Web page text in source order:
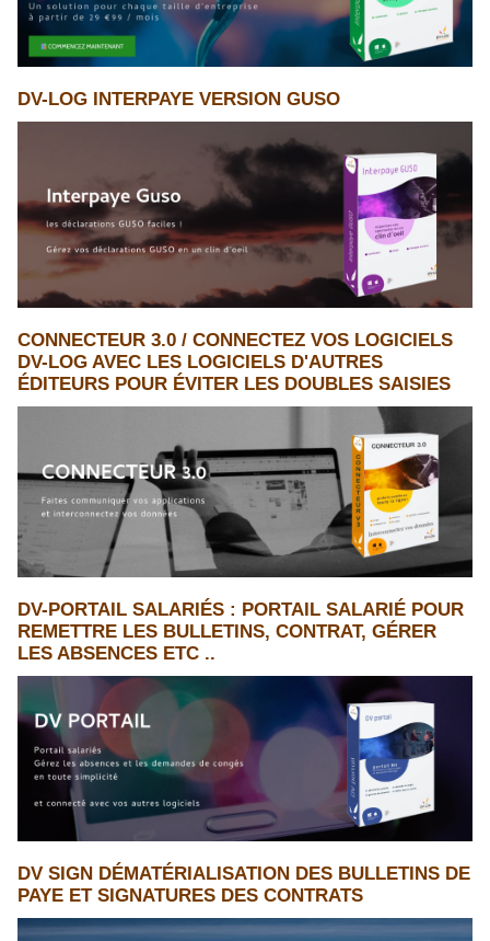
DV-LOG INTERPAYE VERSION GUSO
CONNECTEUR 3.0 / CONNECTEZ VOS LOGICIELS
DV-LOG AVEC LES LOGICIELS D'AUTRES
ÉDITEURS POUR ÉVITER LES DOUBLES SAISIES
DV-PORTAIL SALARIÉS : PORTAIL SALARIÉ POUR
REMETTRE LES BULLETINS, CONTRAT, GÉRER
LES ABSENCES ETC ..
DV SIGN DÉMATÉRIALISATION DES BULLETINS DE
PAYE ET SIGNATURES DES CONTRATS